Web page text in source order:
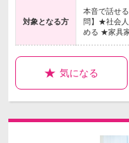
対象となる方
本音で話せ
問】★社会人
める ★家具
気になる